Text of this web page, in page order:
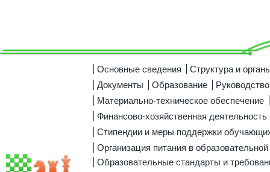
Основные сведения
Структура и
Документы
Образование
Руководство
Материально-техническое обеспечение
Финансово-хозяйственная деятельность
Стипендии и меры поддержки
Организация питания в образовательной
Образовательные стандарты и